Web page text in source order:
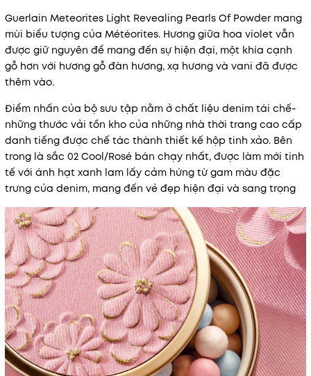
Guerlain Meteorites Light Revealing Pearls Of Powder mang
mùi biểu tượng của Météorites. Hương giữa hoa violet vẫn
được giữ nguyên để mang đến sự hiện đại, một khía cạnh
gỗ hơn với hương gỗ đàn hương, xạ hương và vani đã được
thêm vào.
Điểm nhấn của bộ sưu tập nằm ở chất liệu denim tái chế-
những thước vải tồn kho của những nhà thời trang cao cấp
danh tiếng được chế tác thành thiết kế hộp tinh xảo. Bên
trong là sắc 02 Cool/Rosé bán chạy nhất, được làm mới tinh
tế với ánh hạt xanh lam lấy cảm hứng từ gam màu đặc
trưng của denim, mang đến vẻ đẹp hiện đại và sang trọng